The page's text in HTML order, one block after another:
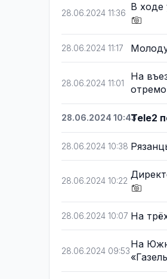
28.06.2024 11:36
В ходе
28.06.2024 11:17
28.06.2024 11:01
На
28.06.2024 10:43Tele2
28.06.2024 10:38
28.06.2024 10:22
28.06.2024 10:07 На
28.06.2024 09:53
На